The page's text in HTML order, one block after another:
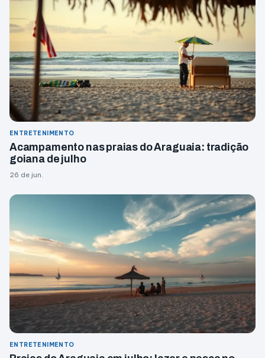
ENTRETENIMENTO
Acampamento nas praias do Araguaia: tradição
goiana de julho
26 de jun.
ENTRETENIMENTO